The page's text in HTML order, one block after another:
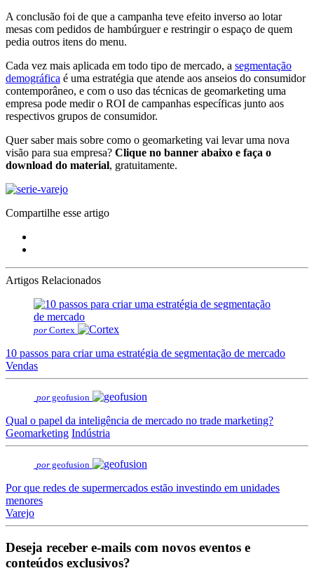
A conclusão foi de que a campanha teve efeito inverso ao lotar
mesas com pedidos de hambúrguer e restringir o espaço de quem
pedia outros itens do menu.
Cada vez mais aplicada em todo tipo de mercado, a segmentação
demográfica é uma estratégia que atende aos anseios do consumidor
contemporâneo, e com o uso das técnicas de geomarketing uma
empresa pode medir o ROI de campanhas específicas junto aos
respectivos grupos de consumidor.
Quer saber mais sobre como o geomarketing vai levar uma nova
visão para sua empresa? Clique no banner abaixo e faça o
download do material, gratuitamente.
Compartilhe esse artigo
Artigos Relacionados
por Cortex
10 passos para criar uma estratégia de segmentação de mercado
Vendas
por geofusion
Qual o papel da inteligência de mercado no trade marketing?
Geomarketing Indústria
por geofusion
Por que redes de supermercados estão investindo em unidades
menores
Varejo
Deseja receber e-mails com novos eventos e
conteúdos exclusivos?